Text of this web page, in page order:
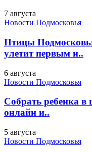
7 августа
Новости Подмосковья
Птицы
улетит первым и..
6 августа
Новости Подмосковья
Собрать ребенка
онлайн и..
5 августа
Новости Подмосковья